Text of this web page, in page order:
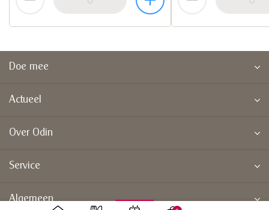
Doe mee
Actueel
Over Odin
Service
Algemeen